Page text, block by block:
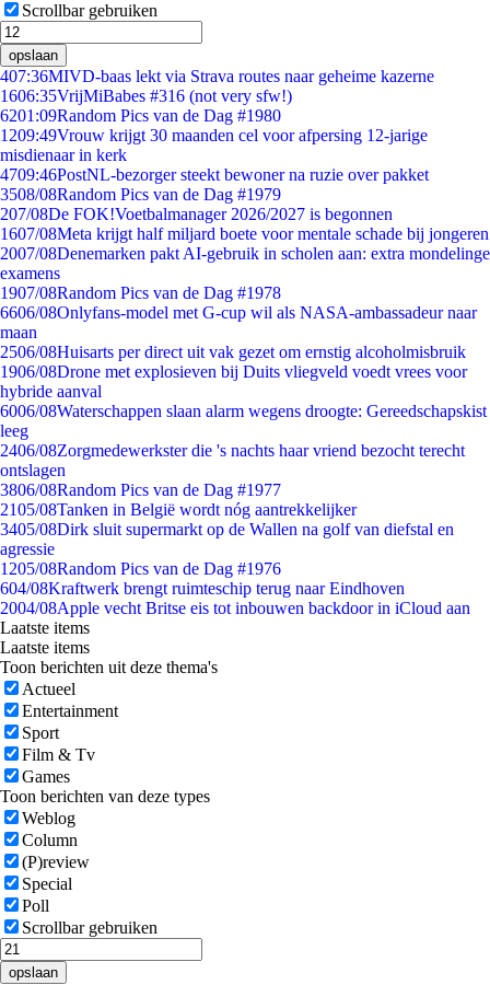
Scrollbar gebruiken
opslaan
407:36MIVD-baas lekt via Strava routes naar geheime kazerne
1606:35VrijMiBabes #316 (not very sfw!)
6201:09Random Pics van de Dag #1980
1209:49Vrouw krijgt 30 maanden cel voor afpersing 12-jarige
misdienaar in kerk
4709:46PostNL-bezorger steekt bewoner na ruzie over pakket
3508/08Random Pics van de Dag #1979
207/08De FOK!Voetbalmanager 2026/2027 is begonnen
1607/08Meta krijgt half miljard boete voor mentale schade bij jongeren
2007/08Denemarken pakt AI-gebruik in scholen aan: extra mondelinge
examens
1907/08Random Pics van de Dag #1978
6606/08Onlyfans-model met G-cup wil als NASA-ambassadeur naar
maan
2506/08Huisarts per direct uit vak gezet om ernstig alcoholmisbruik
1906/08Drone met explosieven bij Duits vliegveld voedt vrees voor
hybride aanval
6006/08Waterschappen slaan alarm wegens droogte: Gereedschapskist
leeg
2406/08Zorgmedewerkster die 's nachts haar vriend bezocht terecht
ontslagen
3806/08Random Pics van de Dag #1977
2105/08Tanken in België wordt nóg aantrekkelijker
3405/08Dirk sluit supermarkt op de Wallen na golf van diefstal en
agressie
1205/08Random Pics van de Dag #1976
604/08Kraftwerk brengt ruimteschip terug naar Eindhoven
2004/08Apple vecht Britse eis tot inbouwen backdoor in iCloud aan
Laatste items
Laatste items
Toon berichten uit deze thema's
Actueel
Entertainment
Sport
Film & Tv
Games
Toon berichten van deze types
Weblog
Column
(P)review
Special
Poll
Scrollbar gebruiken
opslaan